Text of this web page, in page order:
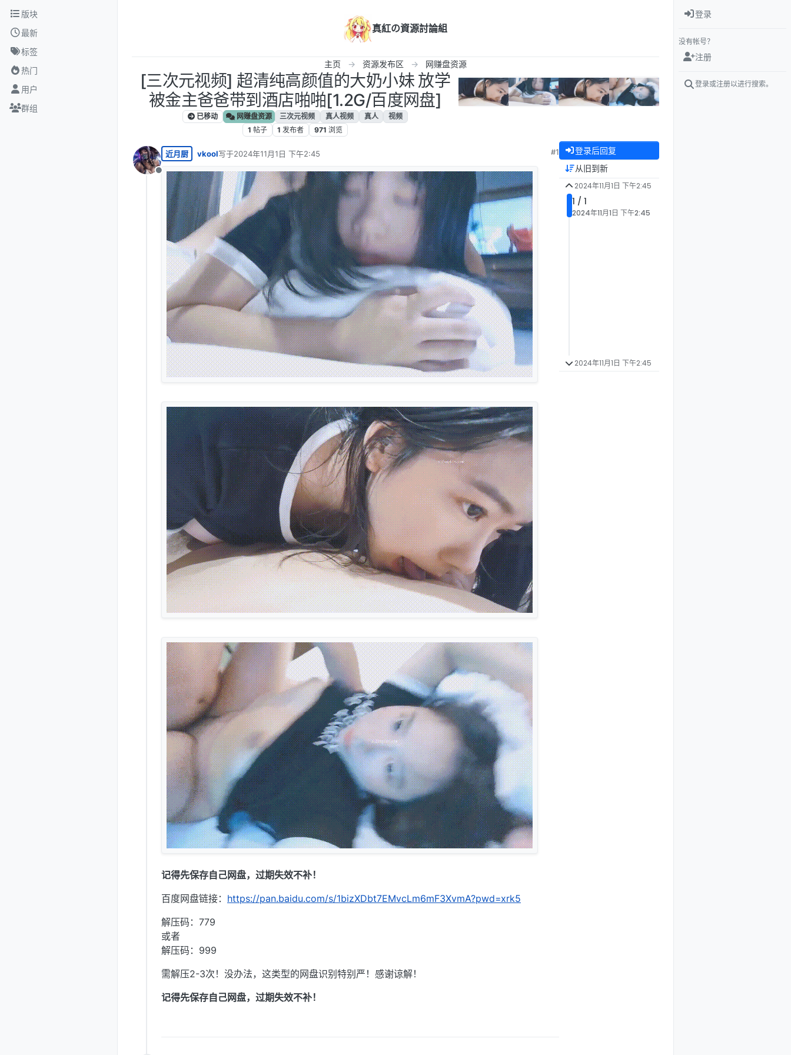
跳转至内容
版块
最新
标签
热门
用户
群组
真紅の資源討論組
主页 资源发布区 网赚盘资源
[三次元视频] 超清纯高颜值的大奶小妹 放学
被金主爸爸带到酒店啪啪[1.2G/百度网盘]
已移动 网赚盘资源 三次元视频 真人视频 真人
视频
1 帖子 1 发布者 971 浏览
离线
近月厨 vkool写于2024年11月1日 下午2:45
最后由 编辑
#1
记得先保存自己网盘，过期失效不补！
百度网盘链接： https://pan.baidu.com/s/1bizXDbt7EMvcLm6mF3XvmA?pwd=xrk5
解压码：779
或者
解压码：999
需解压2-3次！没办法，这类型的网盘识别特别严！感谢谅解！
记得先保存自己网盘，过期失效不补！
登录后回复
从旧到新
2024年11月1日 下午2:45
1 / 1
2024年11月1日 下午2:45
2024年11月1日 下午2:45
登录
没有帐号？
注册
登录或注册以进行搜索。